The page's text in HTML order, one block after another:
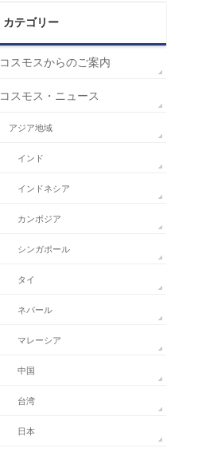
カテゴリー
コスモスからのご案内
コスモス・ニュース
アジア地域
インド
インドネシア
カンボジア
シンガポール
タイ
ネパール
マレーシア
中国
台湾
日本